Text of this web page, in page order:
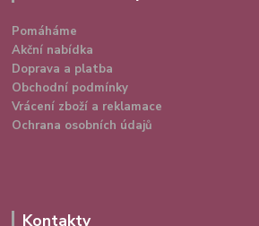
Pomáháme
Akční nabídka
Doprava a platba
Obchodní podmínky
Vrácení zboží a reklamace
Ochrana osobních údajů
Kontakty